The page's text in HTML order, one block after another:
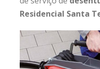
Residencial Santa